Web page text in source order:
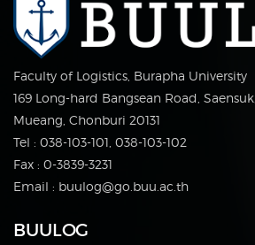
Faculty of Logistics, Burapha University
169 Long-hard Bangsean Road, Saensuk,
Mueang, Chonburi 20131
Tel : 038-103-101, 038-103-102
Fax : 0-3839-3231
Email : buulog@go.buu.ac.th
BUULOG